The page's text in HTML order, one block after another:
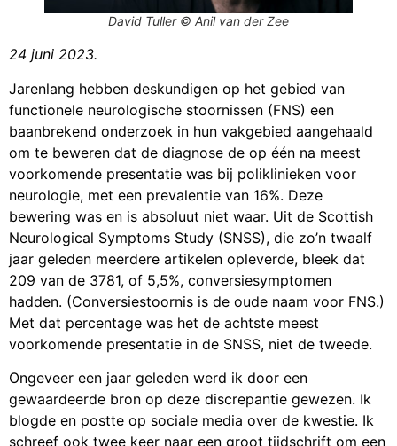
David Tuller © Anil van der Zee
24 juni 2023.
Jarenlang hebben deskundigen op het gebied van
functionele neurologische stoornissen (FNS) een
baanbrekend onderzoek in hun vakgebied aangehaald
om te beweren dat de diagnose de op één na meest
voorkomende presentatie was bij poliklinieken voor
neurologie, met een prevalentie van 16%. Deze
bewering was en is absoluut niet waar. Uit de Scottish
Neurological Symptoms Study (SNSS), die zo’n twaalf
jaar geleden meerdere artikelen opleverde, bleek dat
209 van de 3781, of 5,5%, conversiesymptomen
hadden. (Conversiestoornis is de oude naam voor FNS.)
Met dat percentage was het de achtste meest
voorkomende presentatie in de SNSS, niet de tweede.
Ongeveer een jaar geleden werd ik door een
gewaardeerde bron op deze discrepantie gewezen. Ik
blogde en postte op sociale media over de kwestie. Ik
schreef ook twee keer naar een groot tijdschrift om een